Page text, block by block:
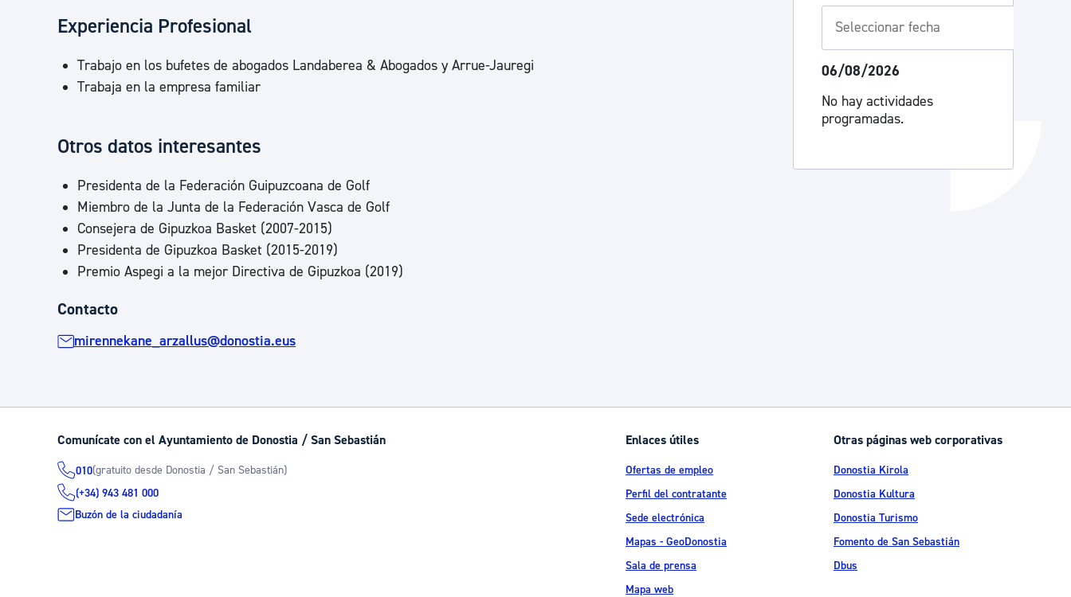
Experiencia Profesional
Trabajo en los bufetes de abogados Landaberea & Abogados y Arrue-Jauregi
Trabaja en la empresa familiar
Otros datos interesantes
Presidenta de la Federación Guipuzcoana de Golf
Miembro de la Junta de la Federación Vasca de Golf
Consejera de Gipuzkoa Basket (2007-2015)
Presidenta de Gipuzkoa Basket (2015-2019)
Premio Aspegi a la mejor Directiva de Gipuzkoa (2019)
Contacto
mirennekane_arzallus@donostia.eus
06/08/2026
No hay actividades
programadas.
Comunícate con el Ayuntamiento de Donostia / San Sebastián
010(gratuito desde Donostia / San Sebastián)
(+34) 943 481 000
Buzón de la ciudadanía
Enlaces útiles
Ofertas de empleo
Perfil del contratante
Sede electrónica
Mapas - GeoDonostia
Sala de prensa
Mapa web
Otras páginas web corporativas
Donostia Kirola
Donostia Kultura
Donostia Turismo
Fomento de San Sebastián
Dbus